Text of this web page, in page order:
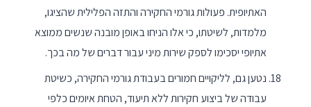
האתיופית. פעולות גורמי החקירה והתזה הפלילית שהציגו,
מלמדות, לשיטתו, כי אלו הניחו באופן מובנה שנשים ממוצא
אתיופי יסכימו לספק שירות מיני עבור דברים של מה בכך.
נטען גם, לליקויים חמורים בעבודת גורמי החקירה, כשיטת
עבודה של ביצוע חקירות ללא תיעוד, הטחת איומים כלפי